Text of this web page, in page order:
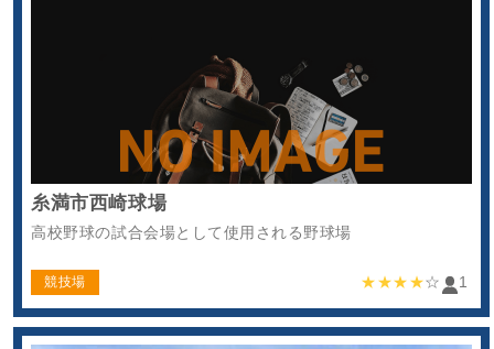
糸満市西崎球場
高校野球の試合会場として使用される野球場
競技場 ★★★★☆ 1